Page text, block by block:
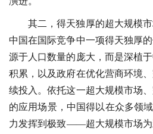
其二，得天独厚的超大规模
中国在国际竞争中一项得天独厚
源于人口数量的庞大，而是深植
积累，以及政府在优化营商环境
续投入。依托这一超大规模市场
的应用场景，中国得以在众多领
力发挥到极致——超大规模市场为